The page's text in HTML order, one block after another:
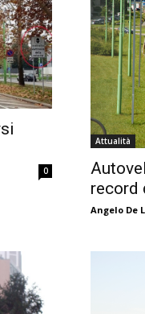
0
Attualità
record
Angelo De